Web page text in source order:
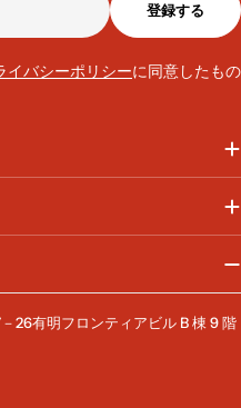
， 家具
新規利用者割
登録する
イバシーポリシーに同意したもの
26有明フロンティアビル B 棟 9 階